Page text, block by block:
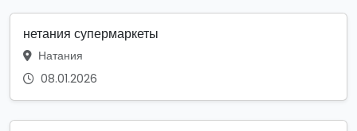
нетания супермаркеты
Натания
08.01.2026